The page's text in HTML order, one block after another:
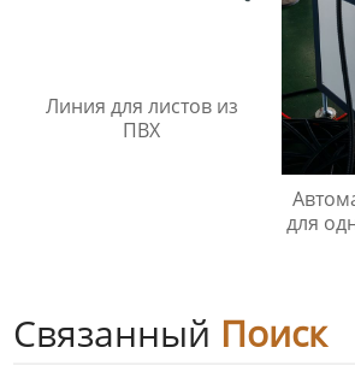
Линия для листов из
ПВХ
для
Связанный Поиск